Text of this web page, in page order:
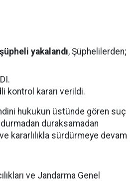
yakalandı, Şüphelilerden;
kontrol kararı verildi.
hukukun üstünde gören suç
duraksamadan
kararlılıkla sürdürmeye devam
ve Jandarma Genel